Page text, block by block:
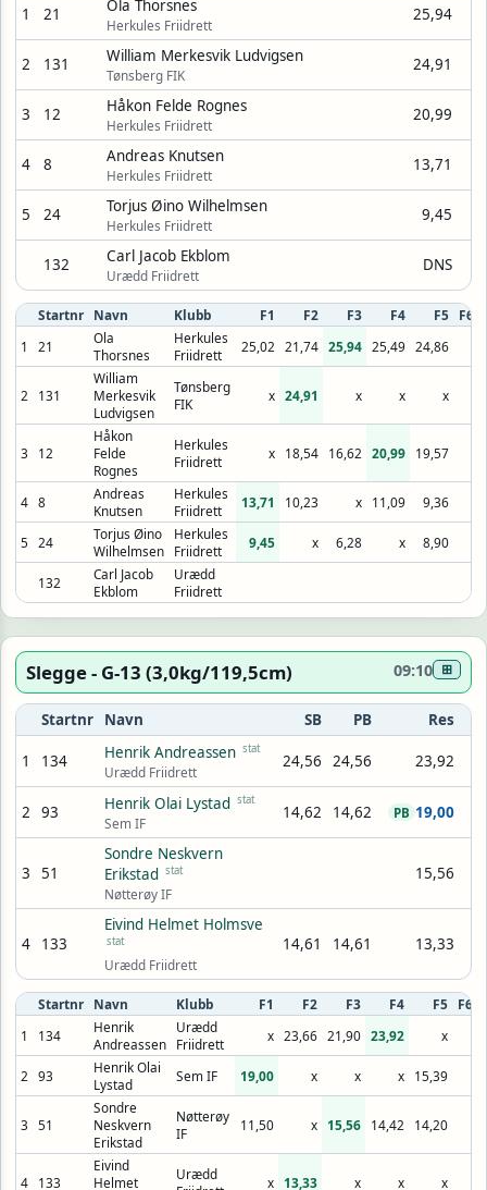
1 21 Ola Thorsnes
Herkules Friidrett
25,94
2 131 William Merkesvik Ludvigsen
Tønsberg FIK
24,91
3 12 Håkon Felde Rognes
Herkules Friidrett
20,99
4 8 Andreas Knutsen
Herkules Friidrett
13,71
5 24 Torjus Øino Wilhelmsen
Herkules Friidrett
9,45
132 Carl Jacob Ekblom
Urædd Friidrett
DNS
Startnr Navn Klubb F1 F2 F3 F4 F5
F6
1
21
Ola
Thorsnes
Herkules
Friidrett
25,02 21,74 25,94 25,49 24,86
2 131
William
Merkesvik
Ludvigsen
Tønsberg
FIK
x 24,91 x x x
3 12
Håkon
Felde
Rognes
Herkules
Friidrett
x 18,54 16,62 20,99 19,57
4 8
Andreas
Knutsen
Herkules
Friidrett
13,71 10,23 x 11,09 9,36
5 24
Torjus Øino
Wilhelmsen
Herkules
Friidrett
9,45 x 6,28 x 8,90
132
Carl Jacob
Ekblom
Urædd
Friidrett
Slegge - G-13 (3,0kg/119,5cm) 09:10 ⊞
Startnr Navn SB PB Res
1 134 Henrik Andreassen stat
Urædd Friidrett
24,56 24,56 23,92
2 93 Henrik Olai Lystad stat
Sem IF
14,62 14,62 19,00
PB
3 51
Sondre Neskvern
Erikstad stat
Nøtterøy IF
15,56
4 133
Eivind Helmet Holmsve
stat
Urædd Friidrett
14,61 14,61 13,33
Startnr Navn Klubb F1 F2 F3 F4 F5
F6
1
134
Henrik
Andreassen
Urædd
Friidrett
x 23,66 21,90 23,92 x
2 93
Henrik Olai
Lystad
Sem IF 19,00 x x x 15,39
3 51
Sondre
Neskvern
Erikstad
Nøtterøy
IF
11,50 x 15,56 14,42 14,20
4 133
Eivind
Helmet
Urædd
x 13,33 x x x